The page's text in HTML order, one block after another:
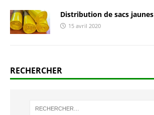
Distribution de sacs jaunes
15 avril 2020
RECHERCHER